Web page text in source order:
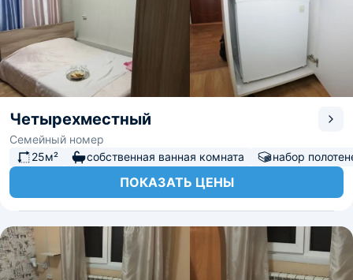
Четырехместный
Семейный номер
25м²
собственная ванная комната набор
ПОКАЗАТЬ ЦЕНЫ